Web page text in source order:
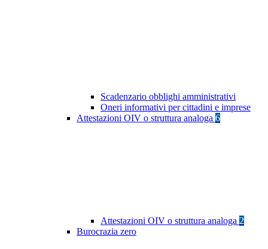
Scadenzario obblighi amministrativi
Oneri informativi per cittadini e imprese
Attestazioni OIV o struttura analoga 6
Attestazioni OIV o struttura analoga 2
Burocrazia zero